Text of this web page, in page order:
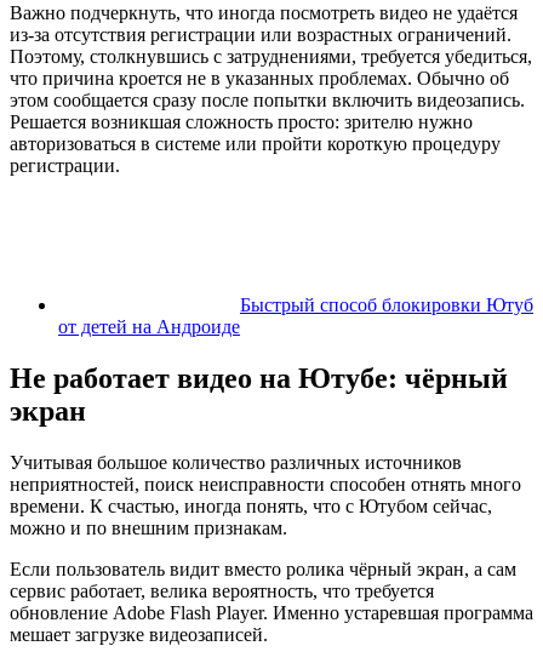
Важно подчеркнуть, что иногда посмотреть видео не удаётся
из-за отсутствия регистрации или возрастных ограничений.
Поэтому, столкнувшись с затруднениями, требуется убедиться,
что причина кроется не в указанных проблемах. Обычно об
этом сообщается сразу после попытки включить видеозапись.
Решается возникшая сложность просто: зрителю нужно
авторизоваться в системе или пройти короткую процедуру
регистрации.
Быстрый способ блокировки Ютуб
от детей на Андроиде
Не работает видео на Ютубе: чёрный
экран
Учитывая большое количество различных источников
неприятностей, поиск неисправности способен отнять много
времени. К счастью, иногда понять, что с Ютубом сейчас,
можно и по внешним признакам.
Если пользователь видит вместо ролика чёрный экран, а сам
сервис работает, велика вероятность, что требуется
обновление Adobe Flash Player. Именно устаревшая программа
мешает загрузке видеозаписей.